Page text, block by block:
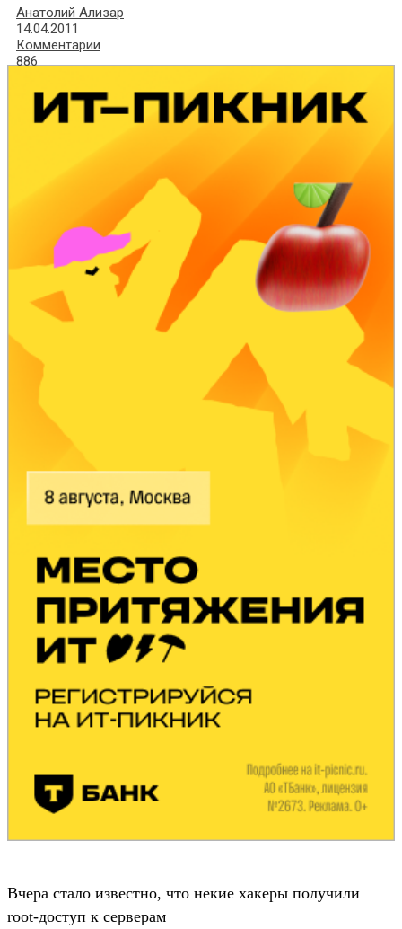
Анатолий Ализар
14.04.2011
Комментарии
886
Вчера стало известно, что некие хакеры получили
root-доступ к серверам